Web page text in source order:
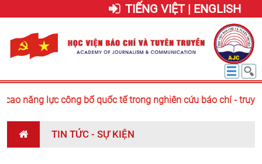
TIẾNG VIỆT | ENGLISH
năng lực công bố quốc tế trong nghiên cứu báo chí -
TIN TỨC - SỰ KIỆN